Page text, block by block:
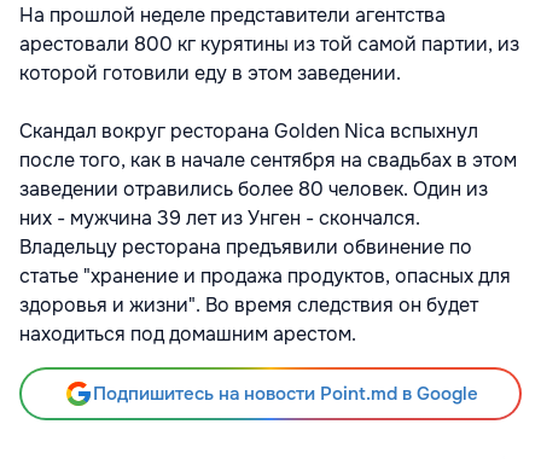
На прошлой неделе представители агентства
арестовали 800 кг курятины из той самой партии, из
которой готовили еду в этом заведении.
Скандал вокруг ресторана Golden Nica вспыхнул
после того, как в начале сентября на свадьбах в этом
заведении отравились более 80 человек. Один из
них - мужчина 39 лет из Унген - скончался.
Владельцу ресторана предъявили обвинение по
статье "хранение и продажа продуктов, опасных для
здоровья и жизни". Во время следствия он будет
находиться под домашним арестом.
Подпишитесь на новости Point.md в Google